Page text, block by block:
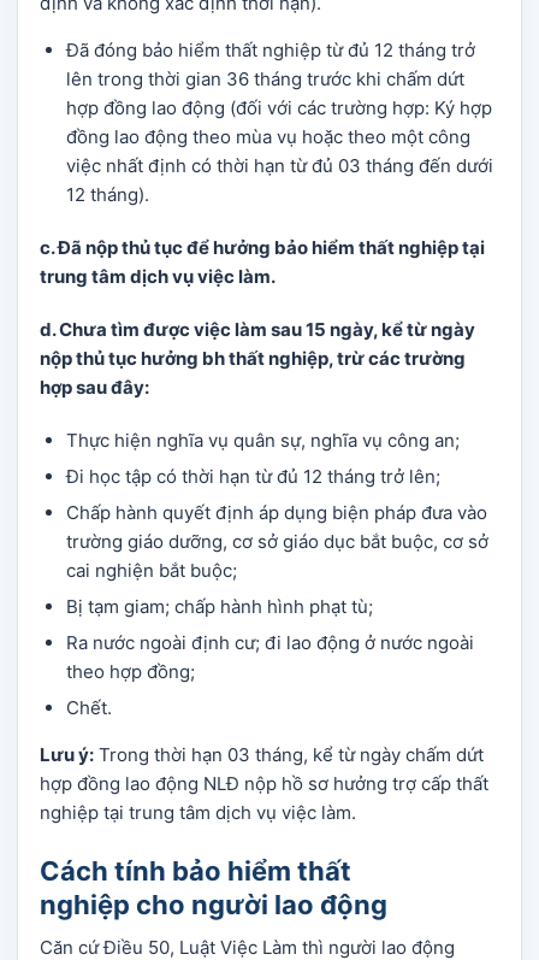
Đã đóng bảo hiểm thất nghiệp từ đủ 12 tháng trở
lên trong thời gian 36 tháng trước khi chấm dứt
hợp đồng lao động (đối với các trường hợp: Ký hợp
đồng lao động theo mùa vụ hoặc theo một công
việc nhất định có thời hạn từ đủ 03 tháng đến dưới
12 tháng).
c. Đã nộpthủ tục để hưởng bảo hiểm thất nghiệptại
trung tâm dịch vụ việc làm.
d. Chưa tìm được việc làm sau 15 ngày, kể từ ngày
nộpthủ tục hưởng bh thất nghiệp, trừ các trường
hợp sau đây:
Thực hiện nghĩa vụ quân sự, nghĩa vụ công an;
Đi học tập có thời hạn từ đủ 12 tháng trở lên;
Chấp hành quyết định áp dụng biện pháp đưa vào
trường giáo dưỡng, cơ sở giáo dục bắt buộc, cơ sở
cai nghiện bắt buộc;
Bị tạm giam; chấp hành hình phạt tù;
Ra nước ngoài định cư; đi lao động ở nước ngoài
theo hợp đồng;
Chết.
Lưu ý: Trong thời hạn 03 tháng, kể từ ngày chấm dứt
hợp đồng lao động NLĐ nộp hồ sơ hưởng trợ cấp thất
nghiệp tại trung tâm dịch vụ việc làm.
Cách tính bảo hiểm thất
nghiệp cho người lao động
Căn cứ Điều 50, Luật Việc Làm thì người lao động